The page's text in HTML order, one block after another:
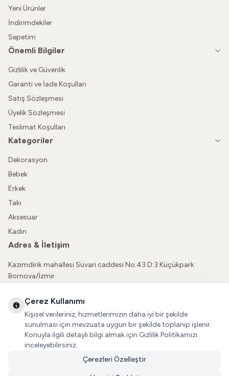
Yeni Ürünler
İndirimdekiler
Sepetim
Önemli Bilgiler
Gizlilik ve Güvenlik
Garanti ve İade Koşulları
Satış Sözleşmesi
Üyelik Sözleşmesi
Teslimat Koşulları
Kategoriler
Dekorasyon
Bebek
Erkek
Takı
Aksesuar
Kadın
Adres & İletişim
Kazımdirik mahallesi Süvari caddesi No:43 D:3 Küçükpark
Bornova/İzmir
vatkaliguve@gmail.com
Sosyal Medya
İnstagram
Çerez Kullanımı
Kişisel verileriniz, hizmetlerimizin daha iyi bir şekilde
sunulması için mevzuata uygun bir şekilde toplanıp işlenir.
Konuyla ilgili detaylı bilgi almak için Gizlilik Politikamızı
inceleyebilirsiniz.
Çerezleri Özelleştir